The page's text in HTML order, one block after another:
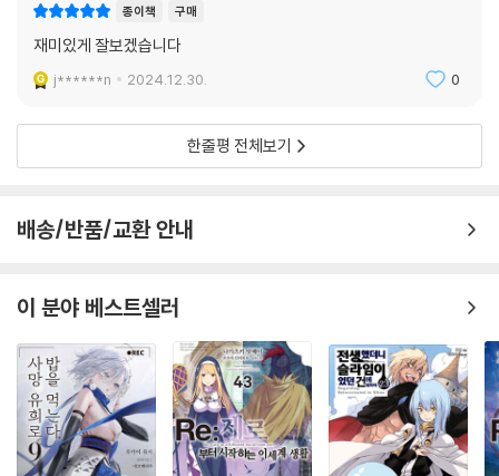
종이책 구매
재미있게 잘보겠습니다
j******n 2024.12.30. 0
한줄평 전체보기
배송/반품/교환 안내
이 분야 베스트셀러